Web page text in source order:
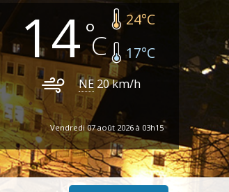
14 24°C
17°C
NE 20km/h
Vendredi 07 août 2026 à 03h15